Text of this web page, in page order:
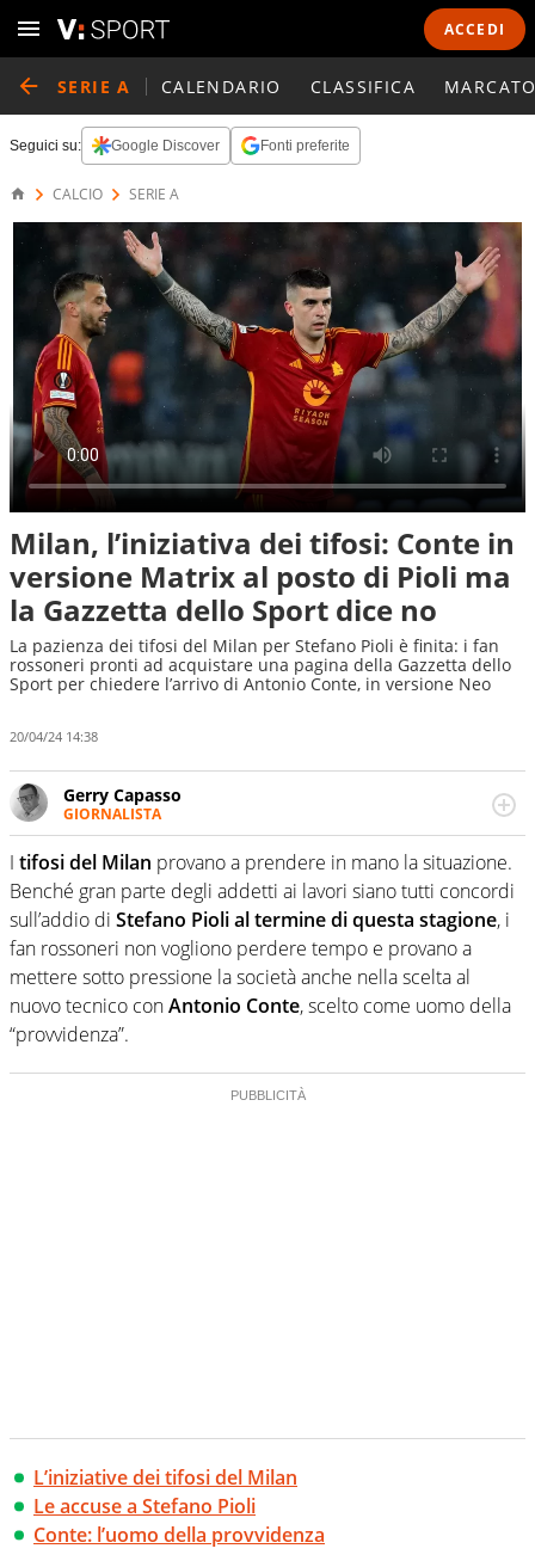
ACCEDI
SERIE A CALENDARIO CLASSIFICA
Seguici su: Google Discover Fonti preferite
CALCIO SERIE A
Milan, l’iniziativa dei tifosi: Conte in
versione Matrix al posto di Pioli ma
la Gazzetta dello Sport dice no
La pazienza dei tifosi del Milan per Stefano Pioli è finita: i fan
rossoneri pronti ad acquistare una pagina della Gazzetta dello
Sport per chiedere l’arrivo di Antonio Conte, in versione Neo
20/04/24 14:38
Gerry Capasso
GIORNALISTA
Per lui gli sport americani non hanno segreti: basket,
football, baseball e la capacità innata di trovare la notizia
dove altri non vedono granché
I tifosi del Milan provano a prendere in mano la situazione.
Benché gran parte degli addetti ai lavori siano tutti concordi
sull’addio di Stefano Pioli al termine di questa stagione, i
fan rossoneri non vogliono perdere tempo e provano a
mettere sotto pressione la società anche nella scelta al
nuovo tecnico conAntonio Conte, scelto come uomo della
“provvidenza”.
L’iniziative dei tifosi del Milan
Le accuse a Stefano Pioli
Conte: l’uomo della provvidenza